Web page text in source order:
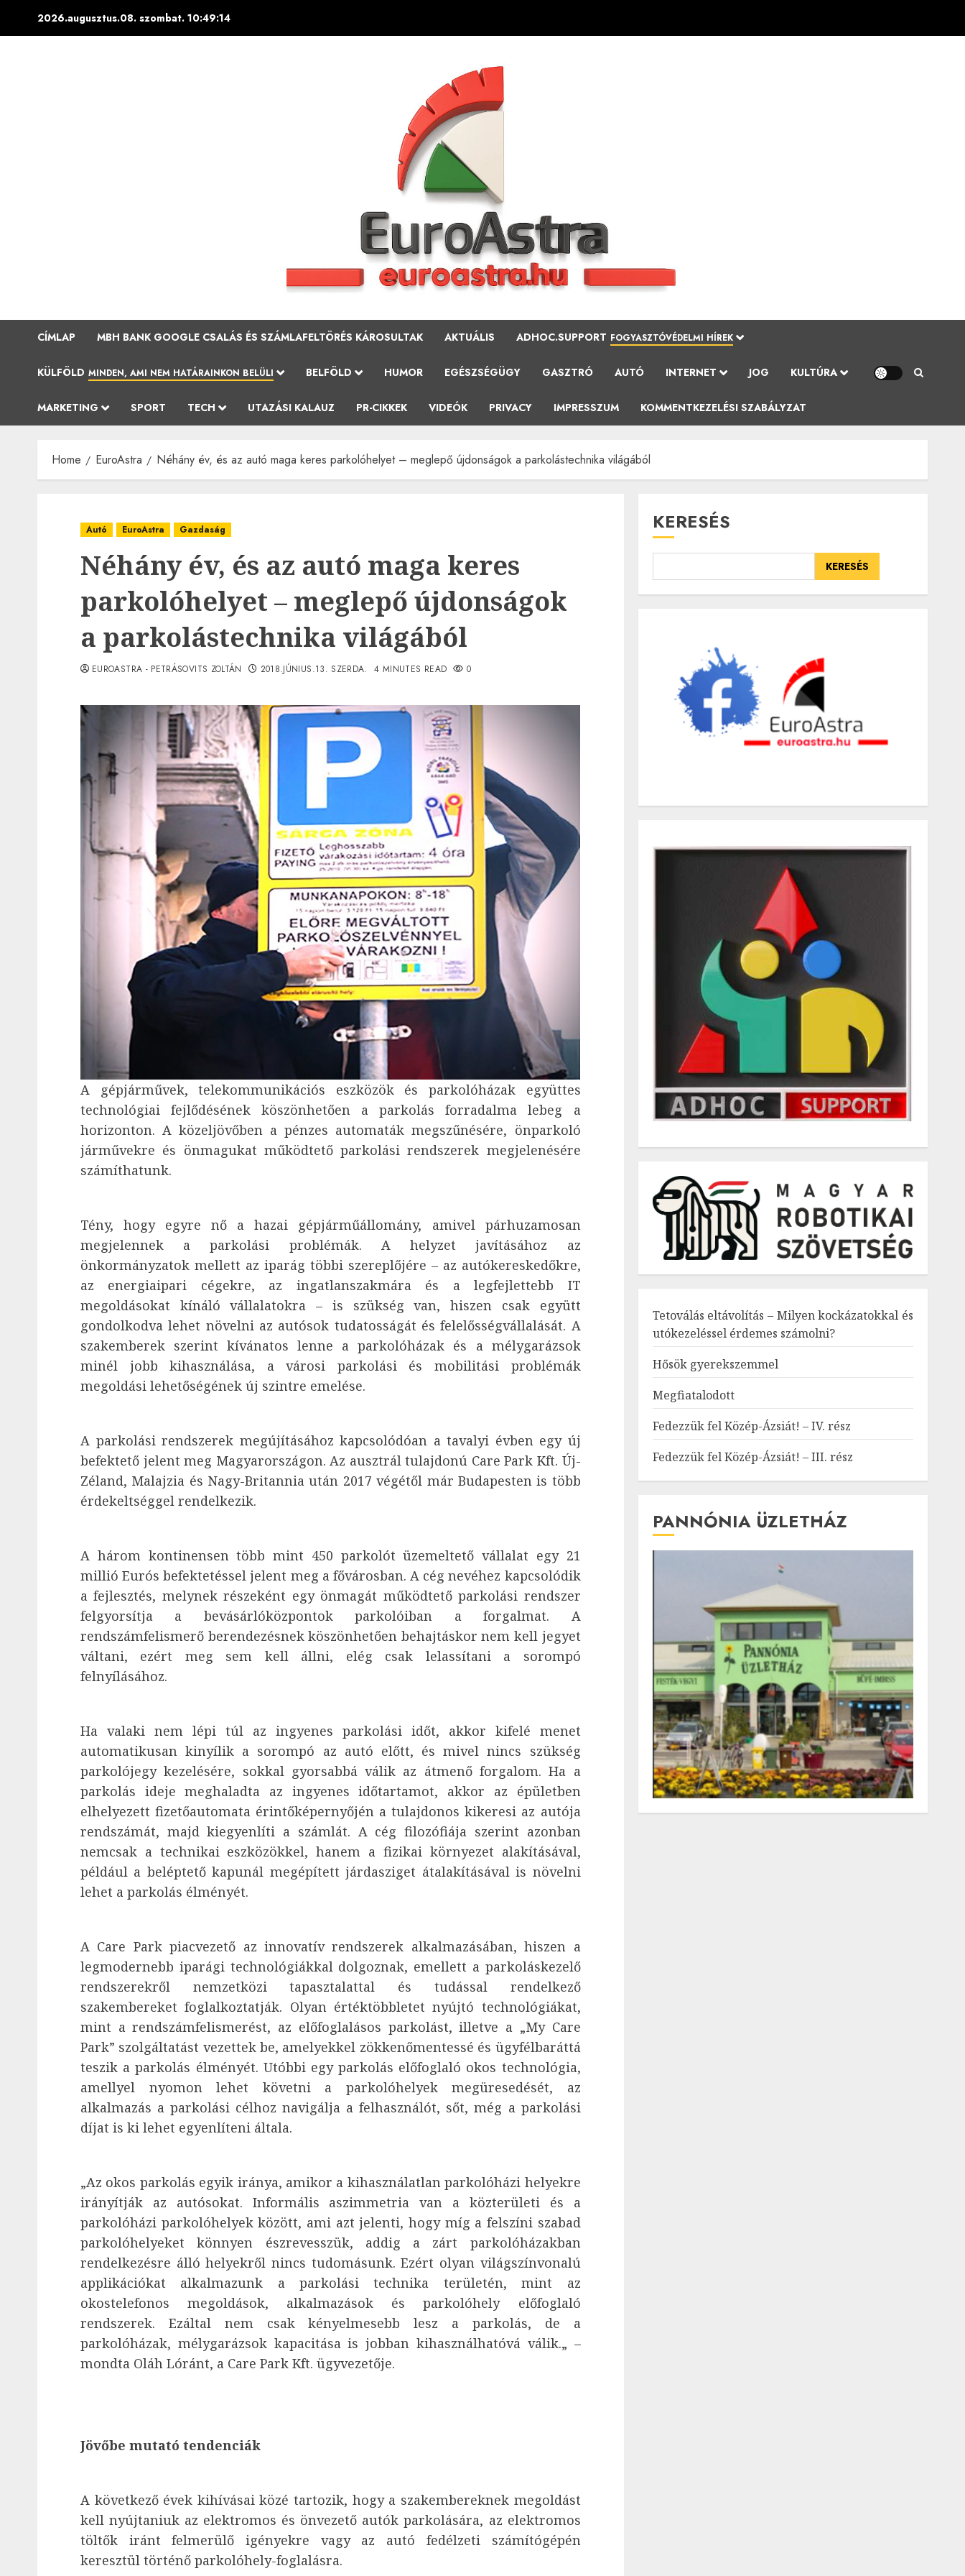
2026.augusztus.08. szombat. 10:49:15
CÍMLAP MBH BANK GOOGLE CSALÁS ÉS SZÁMLAFELTÖRÉS KÁROSULTAK AKTUÁLIS ADHOC.SUPPORT FOGYASZTÓVÉDELMI HÍREK
KÜLFÖLD MINDEN, AMI NEM HATÁRAINKON BELÜLI BELFÖLD HUMOR EGÉSZSÉGÜGY GASZTRÓ AUTÓ INTERNET JOG KULTÚRA
MARKETING SPORT TECH UTAZÁSI KALAUZ PR-CIKKEK VIDEÓK PRIVACY IMPRESSZUM KOMMENTKEZELÉSI SZABÁLYZAT
Home EuroAstra Néhány év, és az autó maga keres parkolóhelyet – meglepő újdonságok a parkolástechnika világából
Autó EuroAstra Gazdaság
Néhány év, és az autó maga keres
parkolóhelyet – meglepő újdonságok
a parkolástechnika világából
EUROASTRA - PETRÁSOVITS ZOLTÁN 2018.JÚNIUS.13. SZERDA. 4 MINUTES READ 0
A gépjárművek, telekommunikációs eszközök és parkolóházak együttes
technológiai fejlődésének köszönhetően a parkolás forradalma lebeg a
horizonton. A közeljövőben a pénzes automaták megszűnésére, önparkoló
járművekre és önmagukat működtető parkolási rendszerek megjelenésére
számíthatunk.
Tény, hogy egyre nő a hazai gépjárműállomány, amivel párhuzamosan
megjelennek a parkolási problémák. A helyzet javításához az
önkormányzatok mellett az iparág többi szereplőjére – az autókereskedőkre,
az energiaipari cégekre, az ingatlanszakmára és a legfejlettebb IT
megoldásokat kínáló vállalatokra – is szükség van, hiszen csak együtt
gondolkodva lehet növelni az autósok tudatosságát és felelősségvállalását. A
szakemberek szerint kívánatos lenne a parkolóházak és a mélygarázsok
minél jobb kihasználása, a városi parkolási és mobilitási problémák
megoldási lehetőségének új szintre emelése.
A parkolási rendszerek megújításához kapcsolódóan a tavalyi évben egy új
befektető jelent meg Magyarországon. Az ausztrál tulajdonú Care Park Kft. Új-
Zéland, Malajzia és Nagy-Britannia után 2017 végétől már Budapesten is több
érdekeltséggel rendelkezik.
A három kontinensen több mint 450 parkolót üzemeltető vállalat egy 21
millió Eurós befektetéssel jelent meg a fővárosban. A cég nevéhez kapcsolódik
a fejlesztés, melynek részeként egy önmagát működtető parkolási rendszer
felgyorsítja a bevásárlóközpontok parkolóiban a forgalmat. A
rendszámfelismerő berendezésnek köszönhetően behajtáskor nem kell jegyet
váltani, ezért meg sem kell állni, elég csak lelassítani a sorompó
felnyílásához.
Ha valaki nem lépi túl az ingyenes parkolási időt, akkor kifelé menet
automatikusan kinyílik a sorompó az autó előtt, és mivel nincs szükség
parkolójegy kezelésére, sokkal gyorsabbá válik az átmenő forgalom. Ha a
parkolás ideje meghaladta az ingyenes időtartamot, akkor az épületben
elhelyezett fizetőautomata érintőképernyőjén a tulajdonos kikeresi az autója
rendszámát, majd kiegyenlíti a számlát. A cég filozófiája szerint azonban
nemcsak a technikai eszközökkel, hanem a fizikai környezet alakításával,
például a beléptető kapunál megépített járdasziget átalakításával is növelni
lehet a parkolás élményét.
A Care Park piacvezető az innovatív rendszerek alkalmazásában, hiszen a
legmodernebb iparági technológiákkal dolgoznak, emellett a parkoláskezelő
rendszerekről nemzetközi tapasztalattal és tudással rendelkező
szakembereket foglalkoztatják. Olyan értéktöbbletet nyújtó technológiákat,
mint a rendszámfelismerést, az előfoglalásos parkolást, illetve a „My Care
Park” szolgáltatást vezettek be, amelyekkel zökkenőmentessé és ügyfélbaráttá
teszik a parkolás élményét. Utóbbi egy parkolás előfoglaló okos technológia,
amellyel nyomon lehet követni a parkolóhelyek megüresedését, az
alkalmazás a parkolási célhoz navigálja a felhasználót, sőt, még a parkolási
díjat is ki lehet egyenlíteni általa.
„Az okos parkolás egyik iránya, amikor a kihasználatlan parkolóházi helyekre
irányítják az autósokat. Informális aszimmetria van a közterületi és a
parkolóházi parkolóhelyek között, ami azt jelenti, hogy míg a felszíni szabad
parkolóhelyeket könnyen észrevesszük, addig a zárt parkolóházakban
rendelkezésre álló helyekről nincs tudomásunk. Ezért olyan világszínvonalú
applikációkat alkalmazunk a parkolási technika területén, mint az
okostelefonos megoldások, alkalmazások és parkolóhely előfoglaló
rendszerek. Ezáltal nem csak kényelmesebb lesz a parkolás, de a
parkolóházak, mélygarázsok kapacitása is jobban kihasználhatóvá válik.„ –
mondta Oláh Lóránt, a Care Park Kft. ügyvezetője.
Jövőbe mutató tendenciák
A következő évek kihívásai közé tartozik, hogy a szakembereknek megoldást
kell nyújtaniuk az elektromos és önvezető autók parkolására, az elektromos
töltők iránt felmerülő igényekre vagy az autó fedélzeti számítógépén
keresztül történő parkolóhely-foglalásra.
KERESÉS
KERESÉS
Tetoválás eltávolítás – Milyen kockázatokkal és
utókezeléssel érdemes számolni?
Hősök gyerekszemmel
Megfiatalodott
Fedezzük fel Közép-Ázsiát! – IV. rész
Fedezzük fel Közép-Ázsiát! – III. rész
PANNÓNIA ÜZLETHÁZ